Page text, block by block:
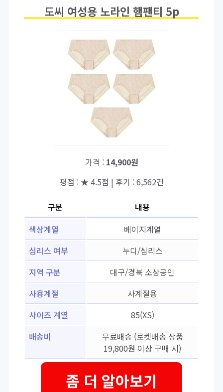
도씨 여성용 노라인 햄팬티 5p
가격 : 14,900원
평점 : ★ 4.5점 | 후기 : 6,562건
구분
내용
색상계열
베이지계열
심리스 여부
누디/심리스
지역 구분
대구/경북 소상공인
사용계절
사계절용
사이즈 계열
85(XS)
배송비
무료배송 (로켓배송 상품
19,800원 이상 구매 시)
좀 더 알아보기